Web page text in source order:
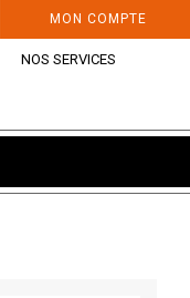
MON COMPTE
NOS SERVICES